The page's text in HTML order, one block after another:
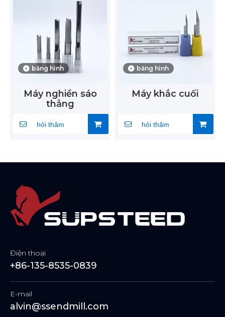
băng hình
Máy nghiền sáo
thẳng
hỏi thăm
băng hình
Máy khắc cuối
hỏi thăm
Điện thoại
+86-135-8535-0839
E-mail
alvin@ssendmill.com